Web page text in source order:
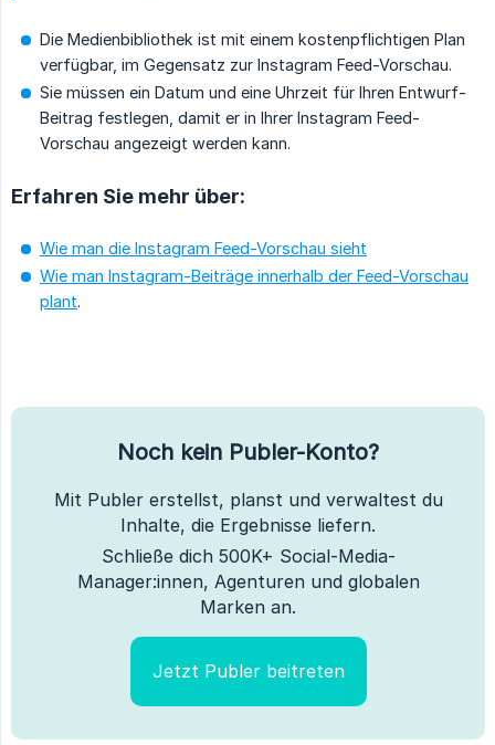
Die Medienbibliothek ist mit einem kostenpflichtigen Plan
verfügbar, im Gegensatz zur Instagram Feed-Vorschau.
Sie müssen ein Datum und eine Uhrzeit für Ihren Entwurf-
Beitrag festlegen, damit er in Ihrer Instagram Feed-
Vorschau angezeigt werden kann.
Erfahren Sie mehr über:
Wie man die Instagram Feed-Vorschau sieht
Wie man Instagram-Beiträge innerhalb der Feed-Vorschau
plant.
Noch kein Publer-Konto?
Mit Publer erstellst, planst und verwaltest du
Inhalte, die Ergebnisse liefern.
Schließe dich 500K+ Social-Media-
Manager:innen, Agenturen und globalen
Marken an.
Jetzt Publer beitreten